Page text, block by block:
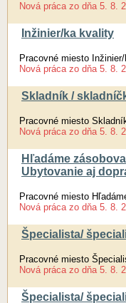
Nová práca zo dňa 5. 8.
Inžinier/ka kvality
Pracovné miesto
Nová práca zo dňa 5. 8.
Skladník /
Pracovné miesto
Nová práca zo dňa 5. 8.
Hľadáme
Ubytovanie aj
Pracovné miesto
Nová práca zo dňa 5. 8.
Špecialista/
Pracovné miesto
Nová práca zo dňa 5. 8.
Špecialista/